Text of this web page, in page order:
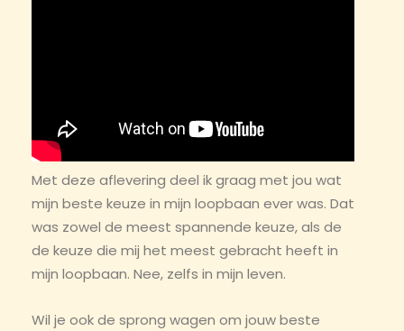
Met deze aflevering deel ik graag met jou wat
mijn beste keuze in mijn loopbaan ever was. Dat
was zowel de meest spannende keuze, als de
de keuze die mij het meest gebracht heeft in
mijn loopbaan. Nee, zelfs in mijn leven.
Wil je ook de sprong wagen om jouw beste